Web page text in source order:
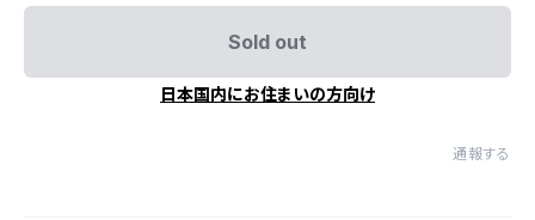
Sold out
日本国内にお住まいの方向け
通報する